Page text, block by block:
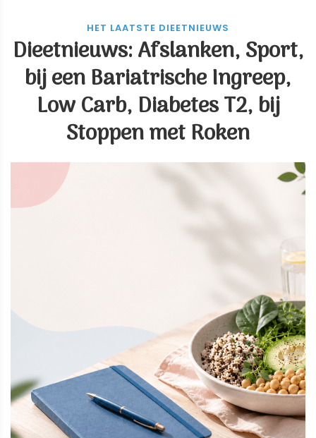
HET LAATSTE DIEETNIEUWS
Dieetnieuws: Afslanken, Sport,
bij een Bariatrische Ingreep,
Low Carb, Diabetes T2, bij
Stoppen met Roken